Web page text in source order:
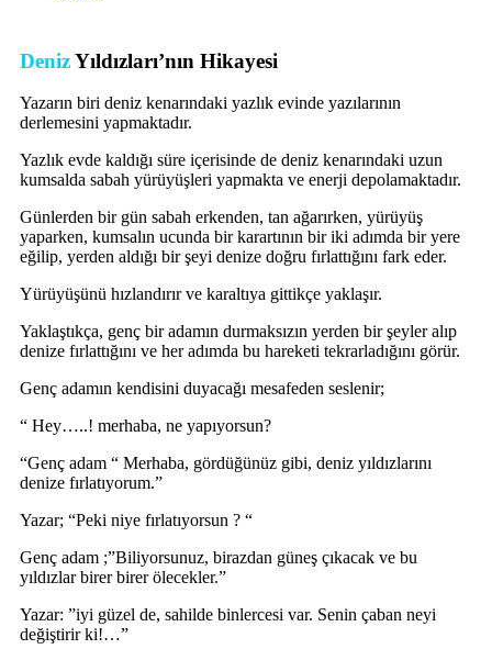
DenizYıldızları’nın Hikayesi
Yazarın biri deniz kenarındaki yazlık evinde yazılarının
derlemesini yapmaktadır.
Yazlık evde kaldığı süre içerisinde de deniz kenarındaki uzun
kumsalda sabah yürüyüşleri yapmakta ve enerji depolamaktadır.
Günlerden bir gün sabah erkenden, tan ağarırken, yürüyüş
yaparken, kumsalın ucunda bir karartının bir iki adımda bir yere
eğilip, yerden aldığı bir şeyi denize doğru fırlattığını fark eder.
Yürüyüşünü hızlandırır ve karaltıya gittikçe yaklaşır.
Yaklaştıkça, genç bir adamın durmaksızın yerden bir şeyler alıp
denize fırlattığını ve her adımda bu hareketi tekrarladığını görür.
Genç adamın kendisini duyacağı mesafeden seslenir;
“ Hey…..! merhaba, ne yapıyorsun?
“Genç adam “ Merhaba, gördüğünüz gibi, deniz yıldızlarını
denize fırlatıyorum.”
Yazar; “Peki niye fırlatıyorsun ? “
Genç adam ;”Biliyorsunuz, birazdan güneş çıkacak ve bu
yıldızlar birer birer ölecekler.”
Yazar: ”iyi güzel de, sahilde binlercesi var. Senin çaban neyi
değiştirir ki!…”